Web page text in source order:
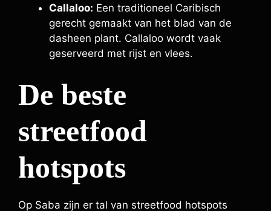
Callaloo: Een traditioneel Caribisch
gerecht gemaakt van het blad van de
dasheen plant. Callaloo wordt vaak
geserveerd met rijst en vlees.
De beste
streetfood
hotspots
Op Saba zijn er tal van streetfood hotspots